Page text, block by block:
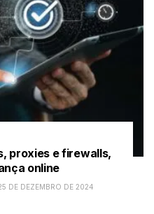
proxies e firewalls,
online
DE DEZEMBRO DE 2024